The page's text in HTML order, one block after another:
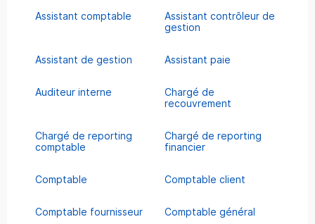
Assistant comptable
Assistant contrôleur de
gestion
Assistant de gestion Assistant paie
Auditeur interne
Chargé de
recouvrement
Chargé de reporting
comptable
Chargé de reporting
financier
Comptable Comptable client
Comptable fournisseur Comptable général